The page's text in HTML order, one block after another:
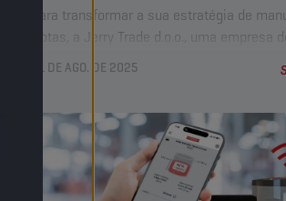
Para transformar a sua estratégia de
frotas, a Jerry Trade d.o.o., uma empresa
líder na Bósnia, estabeleceu uma parceria
Lubrificantes Champion e a distribuidora
da Champion, a Jerry Tradeconseguiu
% os intervalos de mudança do óleo (oil
ODI) ,resolveu os problemas de consumo
melhorou a proteção dos motoresem
21 DE AGO. DE 2025